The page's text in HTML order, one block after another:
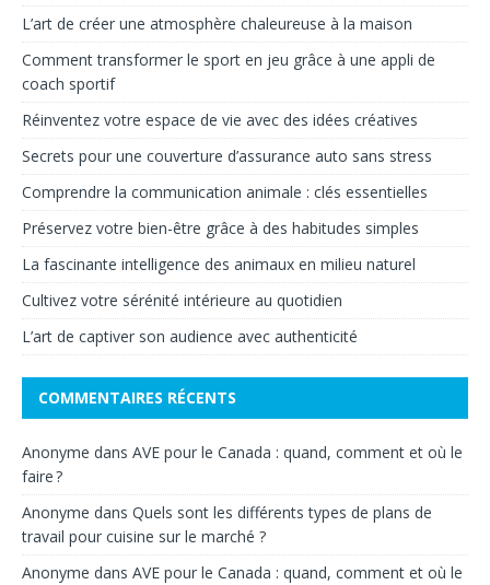
L’art de créer une atmosphère chaleureuse à la maison
Comment transformer le sport en jeu grâce à une appli de
coach sportif
Réinventez votre espace de vie avec des idées créatives
Secrets pour une couverture d’assurance auto sans stress
Comprendre la communication animale : clés essentielles
Préservez votre bien-être grâce à des habitudes simples
La fascinante intelligence des animaux en milieu naturel
Cultivez votre sérénité intérieure au quotidien
L’art de captiver son audience avec authenticité
COMMENTAIRES RÉCENTS
Anonyme dans AVE pour le Canada : quand, comment et où le
faire ?
Anonyme dans Quels sont les différents types de plans de
travail pour cuisine sur le marché ?
Anonyme dans AVE pour le Canada : quand, comment et où le